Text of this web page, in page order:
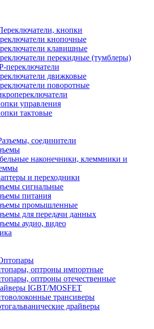
кнопки
кнопочные
клавишные
перекидные (тумблеры)
переключатели
движковые
поворотные
управления
тактовые
соединители
наконечники, клеммники и
и переходники
сигнальные
питания
промышленные
для передачи данных
аудио, видео
оптроны импортные
оптроны отечественные
IGBT/MOSFET
трансиверы
драйверы